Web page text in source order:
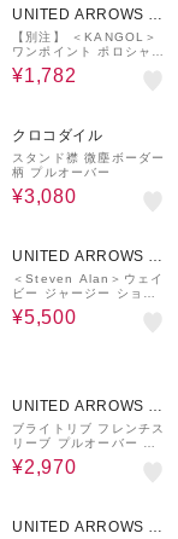
UNITED ARROWS O
UTLET
【別注】 ＜KANGOL＞
ワンポイント ポロシャツ
＜A DAY IN THE LIFE
＞
¥1,782
クロコダイル
スタンド襟 微塵ボーダー
柄 プルオーバー
¥3,080
UNITED ARROWS O
UTLET
＜Steven Alan＞ウェイ
ビー ジャージー ショー
トスリーブ Tシャツ
¥5,500
UNITED ARROWS O
UTLET
ブライトリブ フレンチス
リーブ プルオーバー カ
ットソー -制菌-
¥2,970
UNITED ARROWS O